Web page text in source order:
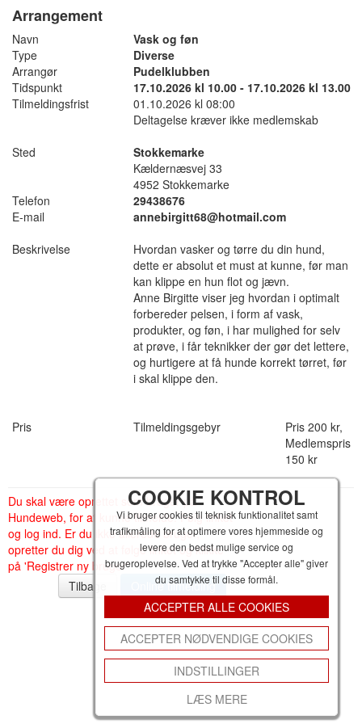
COOKIE KONTROL
Vi bruger cookies til teknisk funktionalitet samt
trafikmåling for at optimere vores hjemmeside og
levere den bedst mulige service og
brugeroplevelse. Ved at trykke "Accepter alle" giver
du samtykke til disse formål.
ACCEPTER ALLE COOKIES
ACCEPTER NØDVENDIGE COOKIES
INDSTILLINGER
LÆS MERE
Arrangement
Navn
Vask og føn
Type
Diverse
Arrangør
Pudelklubben
Tidspunkt
17.10.2026 kl 10.00 - 17.10.2026 kl 13.00
Tilmeldingsfrist
01.10.2026 kl 08:00
Deltagelse kræver ikke medlemskab
Sted
Stokkemarke
Kældernæsvej 33
4952 Stokkemarke
Telefon
29438676
E-mail
annebirgitt68@hotmail.com
Beskrivelse
Hvordan vasker og tørre du din hund,
dette er absolut et must at kunne, før man
kan klippe en hun flot og jævn.
Anne Birgitte viser jeg hvordan i optimalt
forbereder pelsen, i form af vask,
produkter, og føn, i har mulighed for selv
at prøve, i får teknikker der gør det lettere,
og hurtigere at få hunde korrekt tørret, før
i skal klippe den.
Pris Tilmeldingsgebyr
Pris 200 kr,
Medlemspris
150 kr
Du skal være oprettet som bruger på
Hundeweb, for at kunne tilmelde. Følg linket
og log ind. Er du ikke allerede bruger,
opretter du dig ved at følge linket og klikke
på 'Registrer ny bruger'
Tilbage